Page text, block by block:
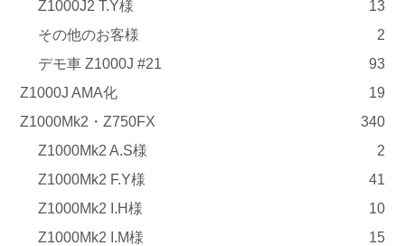
Z1000J2 T.Y様
13
その他のお客様
2
デモ車 Z1000J #21
93
Z1000J AMA化
19
Z1000Mk2・Z750FX
340
Z1000Mk2 A.S様
2
Z1000Mk2 F.Y様
41
Z1000Mk2 I.H様
10
Z1000Mk2 I.M様
15